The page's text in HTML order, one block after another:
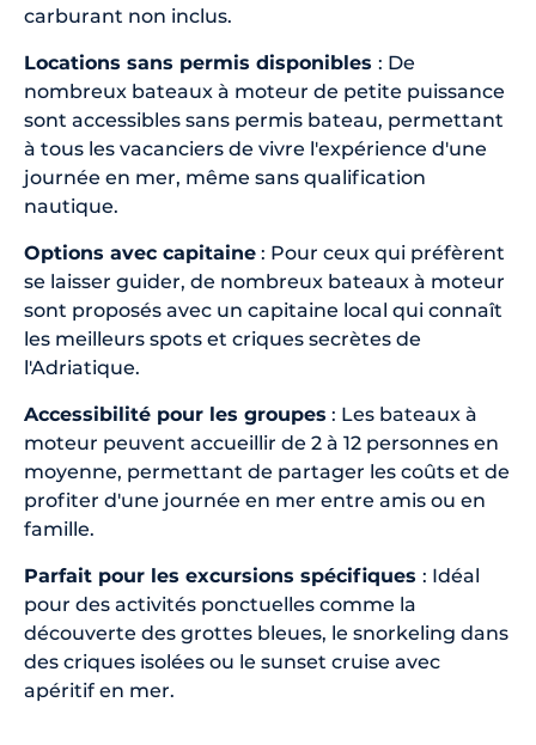
carburant non inclus.
Locations sans permis disponibles : De
nombreux bateaux à moteur de petite puissance
sont accessibles sans permis bateau, permettant
à tous les vacanciers de vivre l'expérience d'une
journée en mer, même sans qualification
nautique.
Options avec capitaine : Pour ceux qui préfèrent
se laisser guider, de nombreux bateaux à moteur
sont proposés avec un capitaine local qui connaît
les meilleurs spots et criques secrètes de
l'Adriatique.
Accessibilité pour les groupes : Les bateaux à
moteur peuvent accueillir de 2 à 12 personnes en
moyenne, permettant de partager les coûts et de
profiter d'une journée en mer entre amis ou en
famille.
Parfait pour les excursions spécifiques : Idéal
pour des activités ponctuelles comme la
découverte des grottes bleues, le snorkeling dans
des criques isolées ou le sunset cruise avec
apéritif en mer.